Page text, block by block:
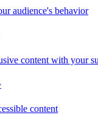
audience's behavior
content with your
content